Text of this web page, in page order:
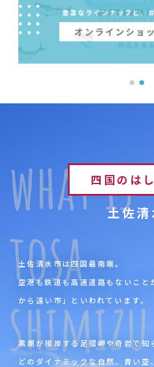
what is
tosa
shimizu
四国のは
土佐清
土佐清水市は四国最南端。
空港も鉄道も高速道路もないこと
から遠い市」といわれています。
黒潮が接岸する足摺岬や奇岩で知
どのダイナミックな自然、青い空、